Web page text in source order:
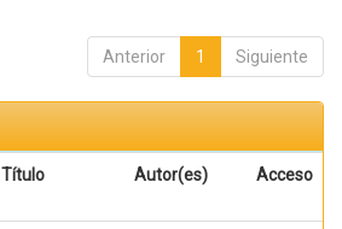
Anterior 1 Siguiente
Título Autor(es) Acceso